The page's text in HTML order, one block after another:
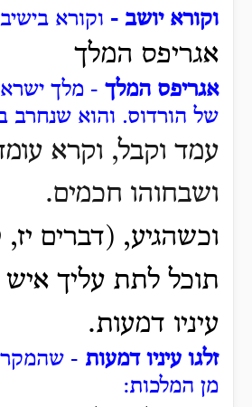
וקורא יושב - וקורא
אגריפס המלך
אגריפס המלך - מלך
של הורדוס. והוא שנחרב
עמד וקבל, וקרא
ושבחוהו חכמים.
וכשהגיע, (דברים
תוכל לתת עליך איש
עיניו דמעות.
זלגו עיניו דמעות -
מן המלכות: